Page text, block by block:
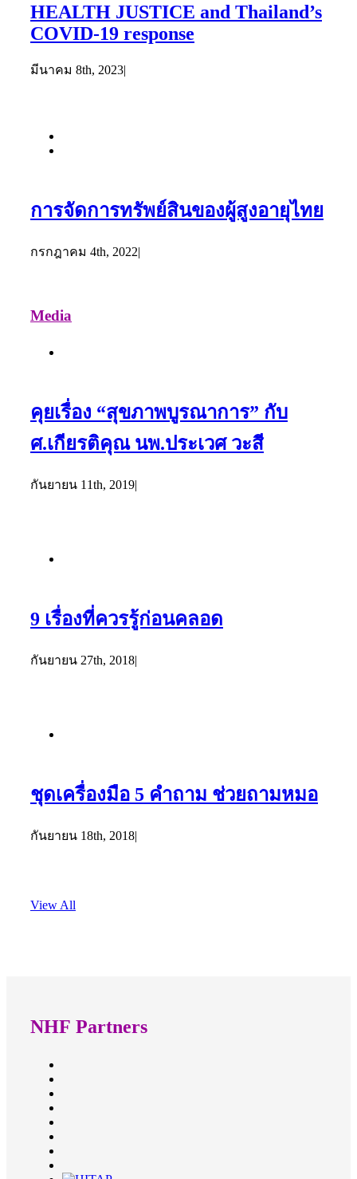
HEALTH JUSTICE and Thailand’s
COVID-19 response
มีนาคม 8th, 2023
การจัดการทรัพย์สินของผู้สูงอายุไทย
กรกฎาคม 4th, 2022|
Media
คุยเรื่อง “สุขภาพบูรณาการ” กับ
ศ.เกียรติคุณ นพ.ประเวศ วะสี
กันยายน 11th, 2019|
9 เรื่องที่ควรรู้ก่อนคลอด
กันยายน 27th, 2018|
ชุดเครื่องมือ 5 คำถาม ช่วยถามหมอ
กันยายน 18th, 2018|
View All
NHF Partners